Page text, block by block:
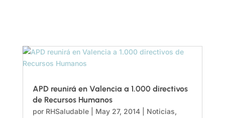
APD reunirá en Valencia a 1.000 directivos
de Recursos Humanos
por RHSaludable| May 27, 2014| Noticias,